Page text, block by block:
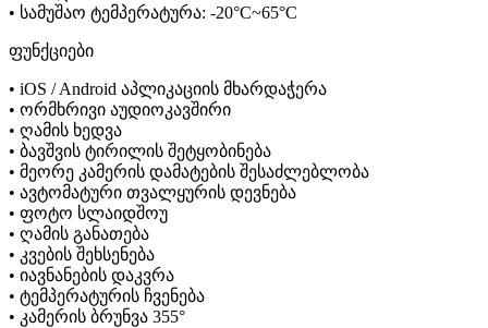
• სამუშაო ტემპერატურა: -20°C~65°C
ფუნქციები
• iOS / Android აპლიკაციის მხარდაჭერა
• ორმხრივი აუდიოკავშირი
• ღამის ხედვა
• ბავშვის ტირილის შეტყობინება
• მეორე კამერის დამატების შესაძლებლობა
• ავტომატური თვალყურის დევნება
• ფოტო სლაიდშოუ
• ღამის განათება
• კვების შეხსენება
• იავნანების დაკვრა
• ტემპერატურის ჩვენება
• კამერის ბრუნვა 355°